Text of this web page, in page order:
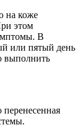
на коже
этом
В
или пятый день
выполнить